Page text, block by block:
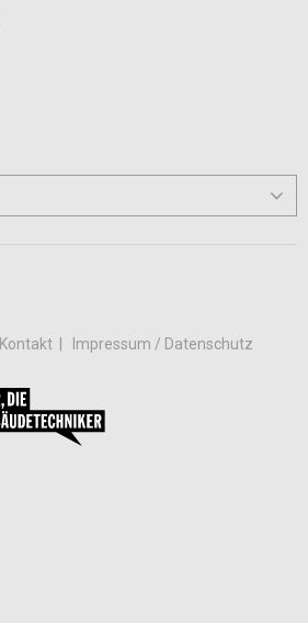
Kontakt Impressum / Datenschutz